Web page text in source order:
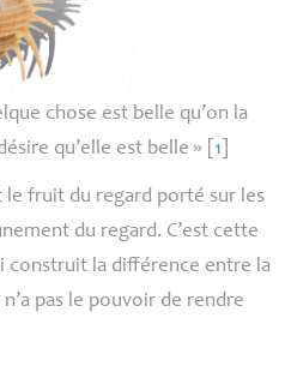
chose est belle qu’on la
qu’elle est belle » [1
fruit du regard porté sur les
du regard. C’est cette
construit la différence entre la
pas le pouvoir de rendre